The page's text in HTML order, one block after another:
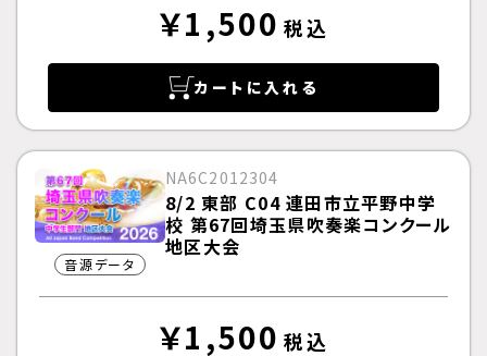
￥1,500 税込
カートに入れる
音源データ
NA6C2012304
8/2 東部 C04 連田市立平野中学
校 第67回埼玉県吹奏楽コンクール
地区大会
￥1,500 税込